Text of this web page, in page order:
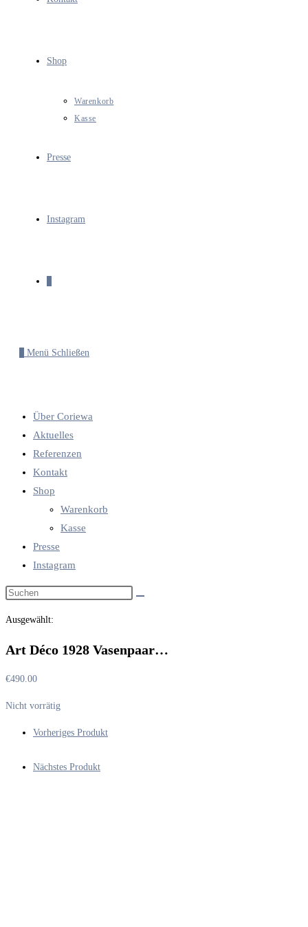
Shop
Warenkorb
Kasse
Presse
Instagram
Menü Schließen
Über Coriewa
Aktuelles
Referenzen
Kontakt
Shop
Warenkorb
Kasse
Presse
Instagram
Diese
durchsuchen
Ausgewählt:
Art Déco 1928 Vasenpaar…
€490.00
Nicht vorrätig
Vorheriges Produkt
Nächstes Produkt